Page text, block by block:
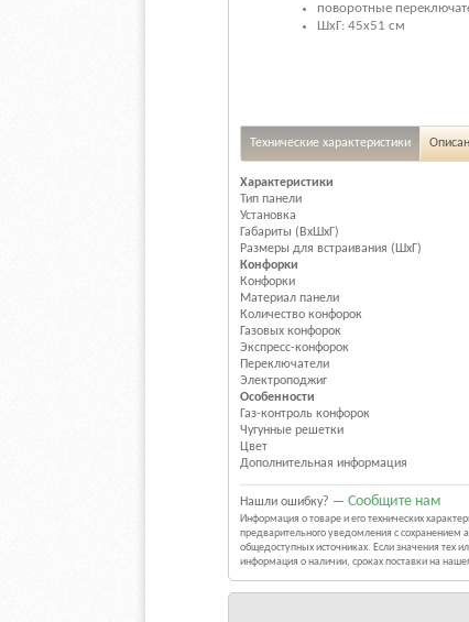
поворотные
ШхГ: 45х51 см
Технические характеристики
Характеристики
Тип панели
Установка
Габариты (ВхШхГ)
Размеры для встраивания (ШхГ)
Конфорки
Конфорки
Материал панели
Количество конфорок
Газовых конфорок
Экспресс-конфорок
Переключатели
Электроподжиг
Особенности
Газ-контроль конфорок
Чугунные решетки
Цвет
Дополнительная информация
Нашли ошибку? — Сообщите нам
Информация о товаре и его технических
предварительного уведомления с
общедоступных источниках. Если значения
информация о наличии, сроках поставки на